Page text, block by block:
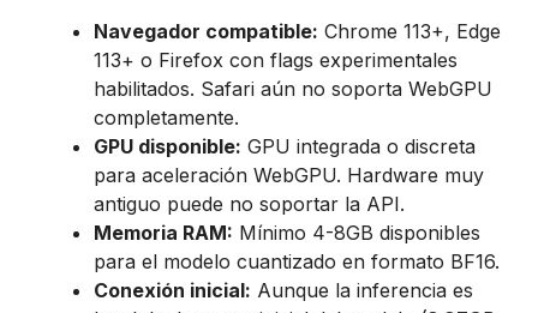
Navegador compatible: Chrome 113+, Edge
113+ o Firefox con flags experimentales
habilitados. Safari aún no soporta WebGPU
completamente.
GPU disponible: GPU integrada o discreta
para aceleración WebGPU. Hardware muy
antiguo puede no soportar la API.
Memoria RAM: Mínimo 4-8GB disponibles
para el modelo cuantizado en formato BF16.
Conexión inicial: Aunque la inferencia es